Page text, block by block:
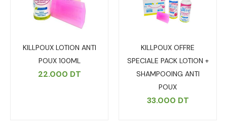
KILLPOUX LOTION ANTI
POUX 100ML
22.000 DT
KILLPOUX OFFRE
SPECIALE PACK LOTION +
SHAMPOOING ANTI
POUX
33.000 DT